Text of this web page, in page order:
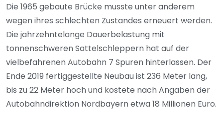
Die 1965 gebaute Brücke musste unter anderem
wegen ihres schlechten Zustandes erneuert werden.
Die jahrzehntelange Dauerbelastung mit
tonnenschweren Sattelschleppern hat auf der
vielbefahrenen Autobahn 7 Spuren hinterlassen. Der
Ende 2019 fertiggestellte Neubau ist 236 Meter lang,
bis zu 22 Meter hoch und kostete nach Angaben der
Autobahndirektion Nordbayern etwa 18 Millionen Euro.